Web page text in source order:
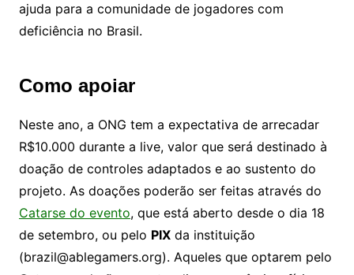
ajuda para a comunidade de jogadores com
deficiência no Brasil.
Como apoiar
Neste ano, a ONG tem a expectativa de arrecadar
R$10.000 durante a live, valor que será destinado à
doação de controles adaptados e ao sustento do
projeto. As doações poderão ser feitas através do
Catarse do evento, que está aberto desde o dia 18
de setembro, ou pelo PIXda instituição
(brazil@ablegamers.org). Aqueles que optarem pelo